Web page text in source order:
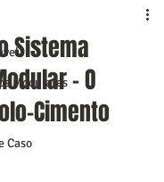
Modulares
Caso
Sistema
- O
Cimento